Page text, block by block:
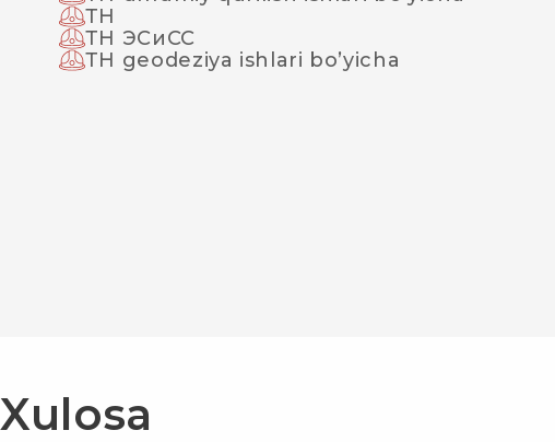
ТН
ТН ЭСиСС
ТН geodeziya ishlari bo’yicha
Xulosa